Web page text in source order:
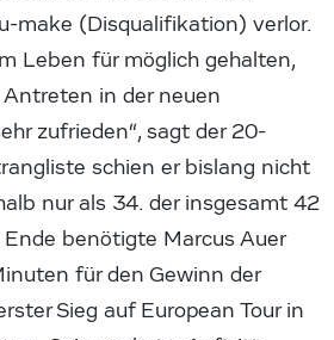
make (Disqualifikation) verlor.
Leben für möglich gehalten,
in der neuen
zufrieden“, sagt der 20-
schien er bislang nicht
nur als 34. der insgesamt 42
benötigte Marcus Auer
für den Gewinn der
Sieg auf European Tour in